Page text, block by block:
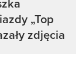
„Top
zdjęcia